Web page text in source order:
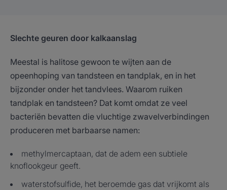
Slechte geuren door kalkaanslag
Meestal is halitose gewoon te wijten aan de
opeenhoping van tandsteen en tandplak, en in het
bijzonder onder het tandvlees. Waarom ruiken
tandplak en tandsteen? Dat komt omdat ze veel
bacteriën bevatten die vluchtige zwavelverbindingen
produceren met barbaarse namen:
methylmercaptaan, dat de adem een subtiele
knoflookgeur geeft.
waterstofsulfide, het beroemde gas dat vrijkomt als